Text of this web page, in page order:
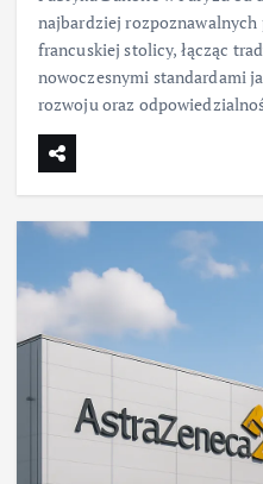
najbardziej rozpoznawalnych
francuskiej stolicy, łącząc
nowoczesnymi standardami
rozwoju oraz